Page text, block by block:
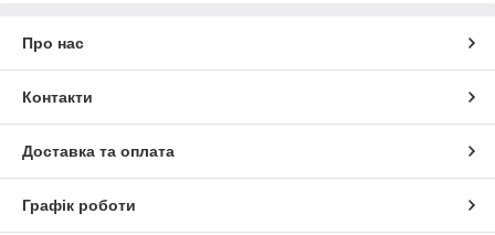
Про нас
Контакти
Доставка та оплата
Графік роботи